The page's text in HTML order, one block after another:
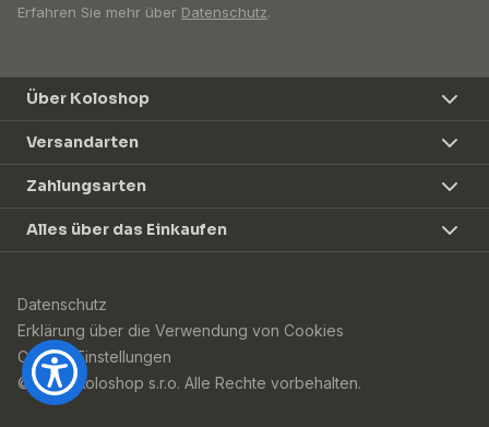
Erfahren Sie mehr über Datenschutz.
Über Koloshop
Versandarten
Zahlungsarten
Alles über das Einkaufen
Datenschutz
Erklärung über die Verwendung von Cookies
Cookie-Einstellungen
© 2026 Koloshop s.r.o. Alle Rechte vorbehalten.